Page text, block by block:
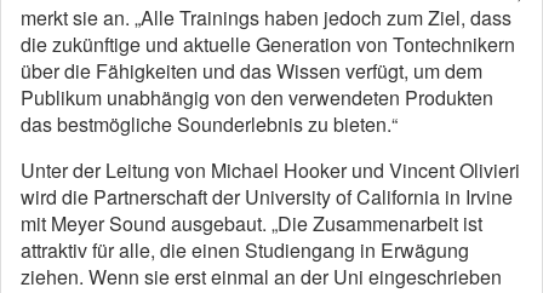
merkt sie an. „Alle Trainings haben jedoch zum Ziel, dass
die zukünftige und aktuelle Generation von Tontechnikern
über die Fähigkeiten und das Wissen verfügt, um dem
Publikum unabhängig von den verwendeten Produkten
das bestmögliche Sounderlebnis zu bieten.“
Unter der Leitung von Michael Hooker und Vincent Olivieri
wird die Partnerschaft der University of California in Irvine
mit Meyer Sound ausgebaut. „Die Zusammenarbeit ist
attraktiv für alle, die einen Studiengang in Erwägung
ziehen. Wenn sie erst einmal an der Uni eingeschrieben